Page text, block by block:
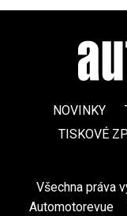
NOVINKY
TISKOVÉ
Všechna práva
Automotorevue